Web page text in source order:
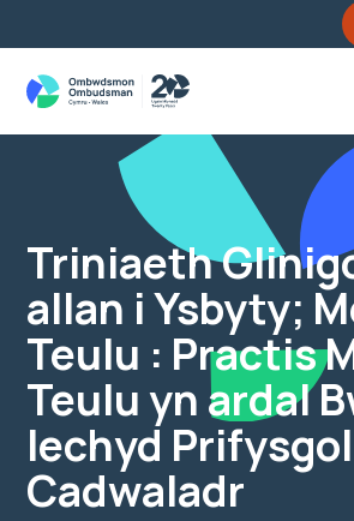
Triniaeth
allan i Ysbyty;
Teulu : Practis
Teulu yn ardal
Iechyd
Cadwaladr